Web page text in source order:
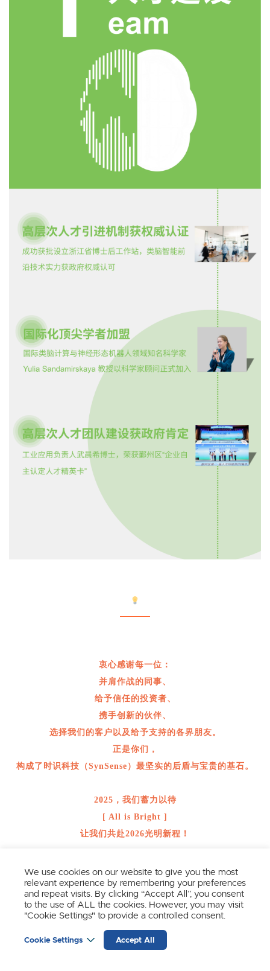
衷心感谢每一位：
并肩作战的同事、
给予信任的投资者、
携手创新的伙伴、
选择我们的客户以及给予支持的各界朋友。
正是你们，
构成了时识科技（SynSense）最坚实的后盾与宝贵的基石。
2025，我们蓄力以待
[ All is Bright ]
让我们共赴2026光明新程！
· END ·
We use cookies on our website to give you the most
relevant experience by remembering your preferences
and repeat visits. By clicking “Accept All”, you consent
to the use of ALL the cookies. However, you may visit
"Cookie Settings" to provide a controlled consent.
Cookie Settings Accept All